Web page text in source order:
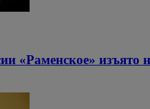
изъято